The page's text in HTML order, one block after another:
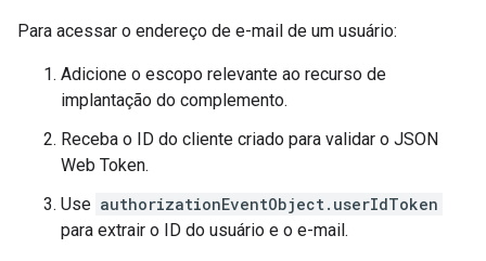
Para acessar o endereço de e-mail de um usuário:
Adicione o escopo relevante ao recurso de
implantação do complemento.
Receba o ID do cliente criado para validar o JSON
Web Token.
Use authorizationEventObject.userIdToken
para extrair o ID do usuário e o e-mail.